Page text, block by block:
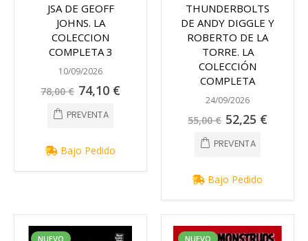
JSA DE GEOFF
JOHNS. LA
COLECCION
COMPLETA 3
10/09/2026
78,00 € Precio
especial
74,10 €
PREVENTA
Bajo Pedido
THUNDERBOLTS
DE ANDY DIGGLE Y
ROBERTO DE LA
TORRE. LA
COLECCIÓN
COMPLETA
24/09/2026
55,00 € Precio
especial
52,25 €
PREVENTA
Bajo Pedido
NUEVO NUEVO